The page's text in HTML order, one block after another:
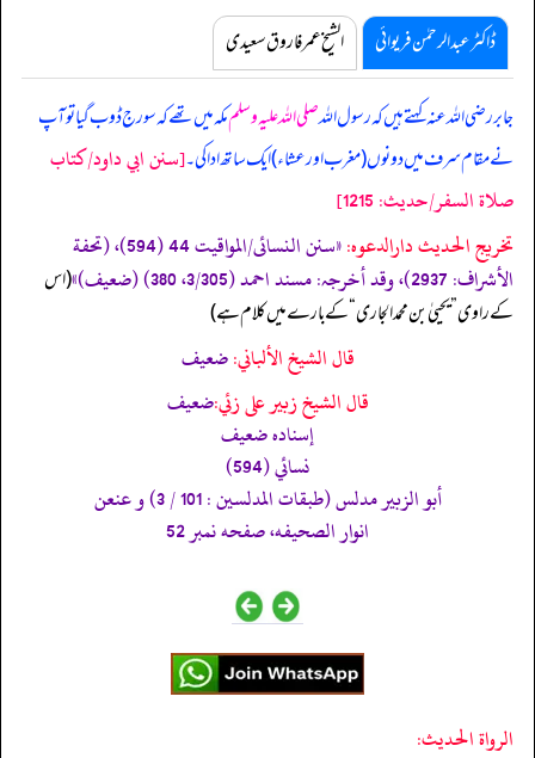
ڈاکٹر عبدالرحمٰن فریوائی الشیخ عمر فاروق سعیدی
جابر رضی اللہ عنہ کہتے ہیں کہرسول اللہصلی اللہ علیہ وسلممکہ میں تھے کہ سورج ڈوب گیا تو آپ
نے مقام سرف میں دونوں (مغرب اور عشاء) ایک ساتھ ادا کی۔[سنن ابي داود/كتاب
صلاة السفر/حدیث: 1215]
تخریج الحدیث دارالدعوہ:
«‏‏‏‏سنن النسائی/المواقیت 44 (594)، (تحفة
الأشراف: 2937)، وقد أخرجہ: مسند احمد (3/305، 380) (ضعیف)»
‏‏‏‏ (اس
کے راوی ”یحییٰ بن محمد الجاری“ کے بارے میں کلام ہے)
قال الشيخ الألباني:ضعيف
قال الشيخ زبير على زئي:ضعيف
إسناده ضعيف
نسائي (594)
أبو الزبير مدلس (طبقات المدلسين : 101 / 3) و عنعن
انوار الصحيفه، صفحه نمبر 52
الرواة الحديث: